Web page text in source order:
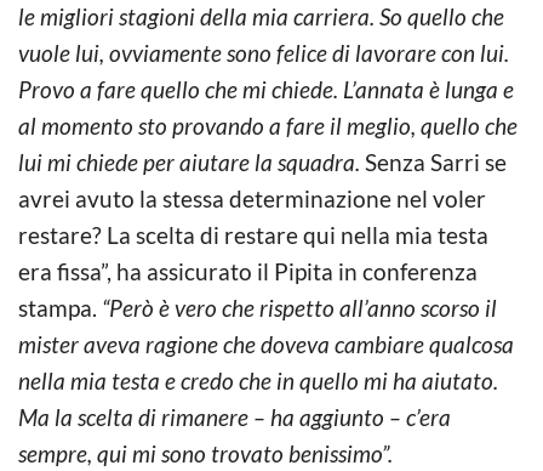
le migliori stagioni della mia carriera. So quello che
vuole lui, ovviamente sono felice di lavorare con lui.
Provo a fare quello che mi chiede. L’annata è lunga e
al momento sto provando a fare il meglio, quello che
lui mi chiede per aiutare la squadra. Senza Sarri se
avrei avuto la stessa determinazione nel voler
restare? La scelta di restare qui nella mia testa
era fissa”, ha assicurato il Pipita in conferenza
stampa. “Però è vero che rispetto all’anno scorso il
mister aveva ragione che doveva cambiare qualcosa
nella mia testa e credo che in quello mi ha aiutato.
Ma la scelta di rimanere – ha aggiunto – c’era
sempre, qui mi sono trovato benissimo”.